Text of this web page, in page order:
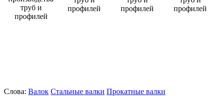
Слова: Валок Стальные валки Прокатные валки